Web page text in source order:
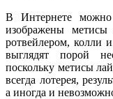
В Интернете
изображены
ротвейлером, колли
выглядят порой
поскольку метисы
всегда лотерея,
а иногда и